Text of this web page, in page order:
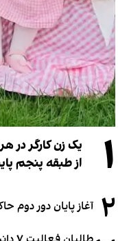
۱
یک زن کارگر در
از طبقه پنجم
۲ آغاز پایان دور دوم